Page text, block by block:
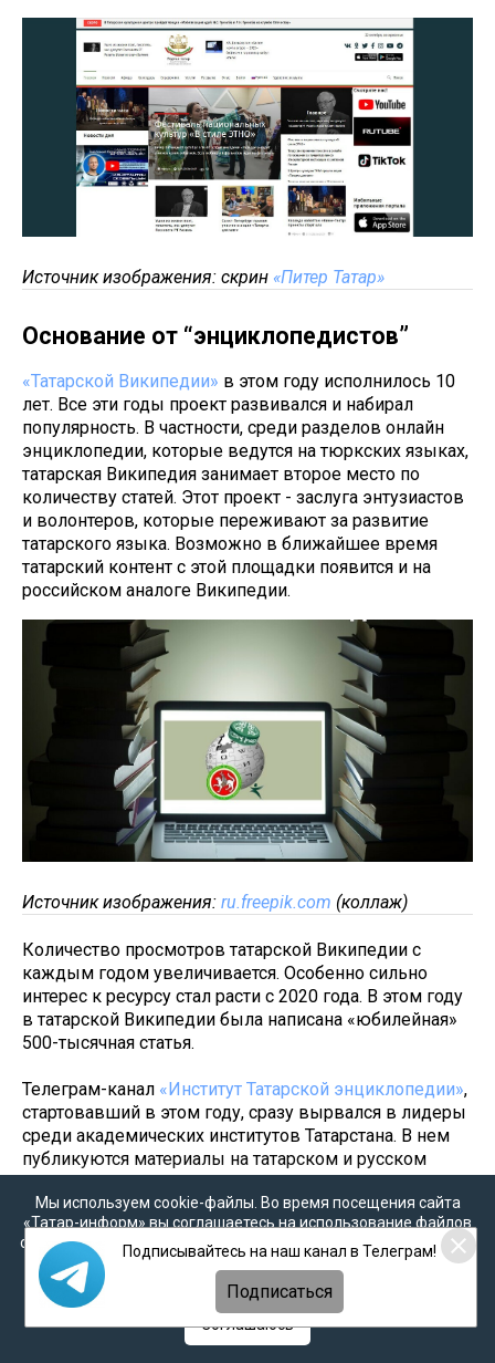
Источник изображения: скрин «Питер Татар»
Основание от “энциклопедистов”
«Татарской Википедии» в этом году исполнилось 10
лет. Все эти годы проект развивался и набирал
популярность. В частности, среди разделов онлайн
энциклопедии, которые ведутся на тюркских языках,
татарская Википедия занимает второе место по
количеству статей. Этот проект - заслуга энтузиастов
и волонтеров, которые переживают за развитие
татарского языка. Возможно в ближайшее время
татарский контент с этой площадки появится и на
российском аналоге Википедии.
Источник изображения: ru.freepik.com (коллаж)
Количество просмотров татарской Википедии с
каждым годом увеличивается. Особенно сильно
интерес к ресурсу стал расти с 2020 года. В этом году
в татарской Википедии была написана «юбилейная»
500-тысячная статья.
Телеграм-канал «Институт Татарской энциклопедии»,
стартовавший в этом году, сразу вырвался в лидеры
среди академических институтов Татарстана. В нем
публикуются материалы на татарском и русском
языках. Авторы канала рассказывают о выдающихся
татарах, интересных фактах, а также о научных
конференциях. Есть и занимательные истории.
Например, о том, как англичанин познакомил Европу
с видами Казани 1830-ых гг. Одним словом,
подписывайтесь, не пожалеете.
Мы используем cookie-файлы. Во время посещения сайта
«Татар-информ» вы соглашаетесь на использование файлов
cookie в соответствии с настоящим уведомлением, согласием
наобработку персональных данных,Политикой о
персональных данных
Политикой конфиденциальности
Соглашаюсь
Подписывайтесь на наш канал в Телеграм!
Подписаться